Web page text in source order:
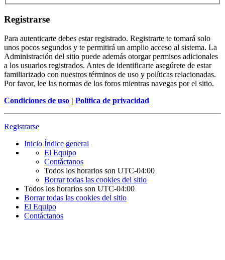
Registrarse
Para autenticarte debes estar registrado. Registrarte te tomará solo
unos pocos segundos y te permitirá un amplio acceso al sistema. La
Administración del sitio puede además otorgar permisos adicionales
a los usuarios registrados. Antes de identificarte asegúrete de estar
familiarizado con nuestros términos de uso y políticas relacionadas.
Por favor, lee las normas de los foros mientras navegas por el sitio.
Condiciones de uso | Política de privacidad
Registrarse
Inicio Índice general
El Equipo
Contáctanos
Todos los horarios son UTC-04:00
Borrar todas las cookies del sitio
Todos los horarios son UTC-04:00
Borrar todas las cookies del sitio
El Equipo
Contáctanos